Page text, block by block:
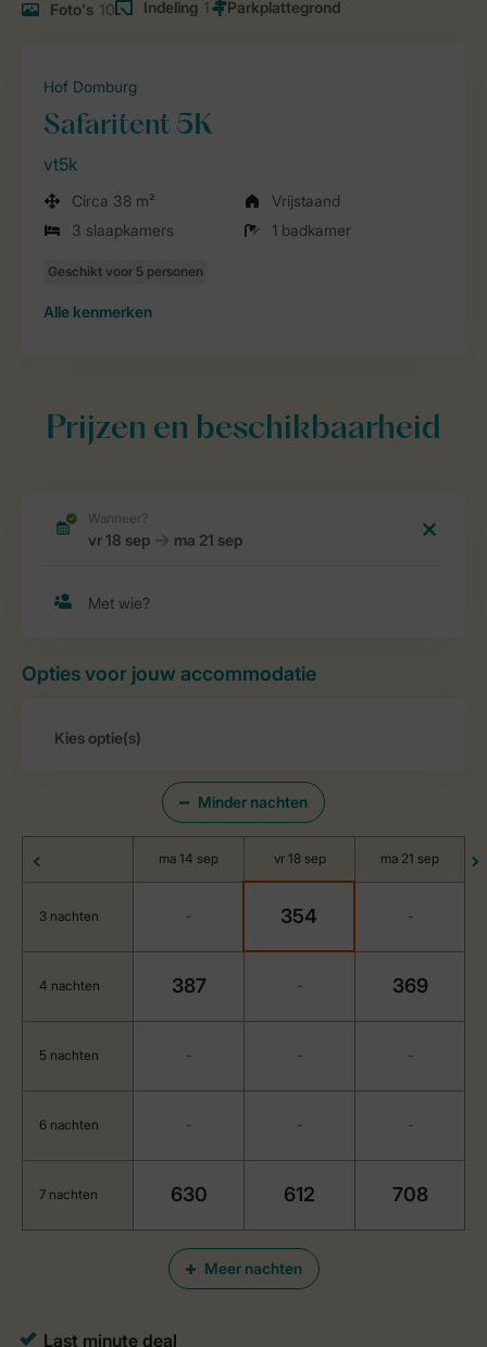
Foto's 10 Indeling 1
Hof Domburg
Safaritent 5K
vt5k
Circa 38 m²
Vrijstaand
3 slaapkamers
1 badkamer
Alle kenmerken
Prijzen en beschikbaarheid
Opties voor jouw accommodatie
Minder nachten
Meer nachten
ma 14 sep vr 18 sep ma 21 sep
3 nachten - 354 -
4 nachten 387 - 369
5 nachten - - -
6 nachten - - -
7 nachten 630 612 708